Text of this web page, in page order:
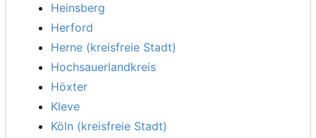
Heinsberg
Herford
Herne (kreisfreie Stadt)
Hochsauerlandkreis
Höxter
Kleve
Köln (kreisfreie Stadt)